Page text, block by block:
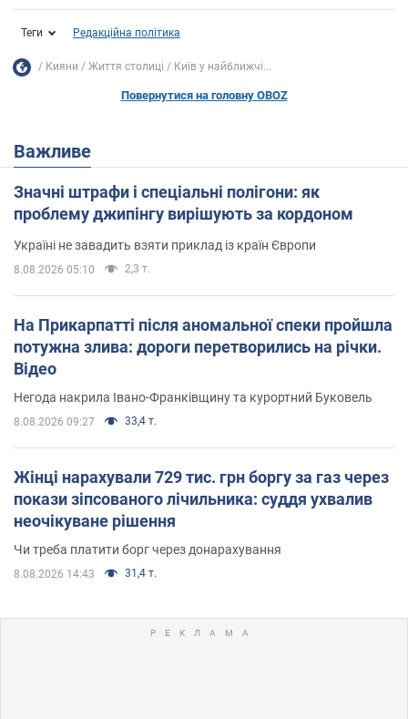
Теги Редакційна політика
Кияни Життя столиці Київ у найближчі...
Повернутися на головну OBOZ
Важливе
Значні штрафи і спеціальні полігони: як
проблему джипінгу вирішують за кордоном
Україні не завадить взяти приклад із країн Європи
8.08.2026 05:10 2,3 т.
На Прикарпатті після аномальної спеки пройшла
потужна злива: дороги перетворились на річки.
Відео
Негода накрила Івано-Франківщину та курортний Буковель
8.08.2026 09:27 33,4 т.
Жінці нарахували 729 тис. грн боргу за газ через
покази зіпсованого лічильника: суддя ухвалив
неочікуване рішення
Чи треба платити борг через донарахування
8.08.2026 14:43 31,4 т.